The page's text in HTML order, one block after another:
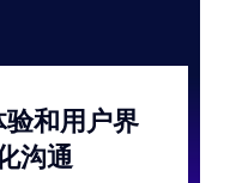
和用户界
沟通